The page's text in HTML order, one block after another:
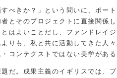
べきか？」という問いに、ポー
とそのプロジェクトに直接関係
はよいことだし、ファンドレイ
りも、私と共に活動してきた人
コンテクストではない美学がある
だ。成果主義のイギリスでは、